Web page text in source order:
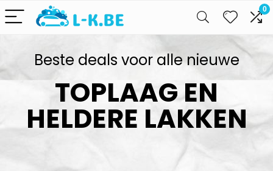
0
Beste deals voor alle nieuwe
TOPLAAG EN
HELDERE LAKKEN